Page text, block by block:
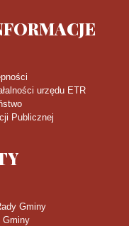
urzędu ETR
Publicznej
Gminy
Gminy